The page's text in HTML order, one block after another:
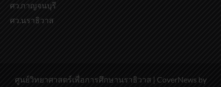
ศว.กาญจนบุรี
ศว.นราธิวาส
ศูนย์วิทยาศาสตร์เพื่อการศึกษานราธิวาส | CoverNews by